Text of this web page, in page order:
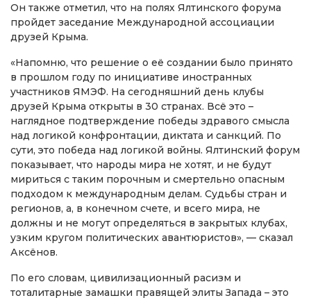
Он также отметил, что на полях Ялтинского форума
пройдет заседание Международной ассоциации
друзей Крыма.
«Напомню, что решение о её создании было принято
в прошлом году по инициативе иностранных
участников ЯМЭФ. На сегодняшний день клубы
друзей Крыма открыты в 30 странах. Всё это –
наглядное подтверждение победы здравого смысла
над логикой конфронтации, диктата и санкций. По
сути, это победа над логикой войны. Ялтинский форум
показывает, что народы мира не хотят, и не будут
мириться с таким порочным и смертельно опасным
подходом к международным делам. Судьбы стран и
регионов, а, в конечном счете, и всего мира, не
должны и не могут определяться в закрытых клубах,
узким кругом политических авантюристов», — сказал
Аксёнов.
По его словам, цивилизационный расизм и
тоталитарные замашки правящей элиты Запада – это